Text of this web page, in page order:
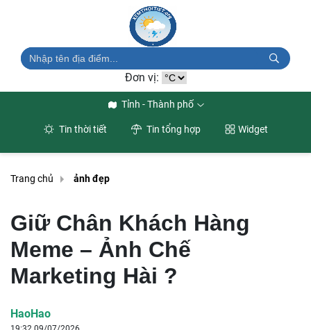
Đơn vị:
Tỉnh - Thành phố
Tin thời tiết Tin tổng hợp Widget
Trang chủ ảnh đẹp
Giữ Chân Khách Hàng
Meme – Ảnh Chế
Marketing Hài ?
HaoHao